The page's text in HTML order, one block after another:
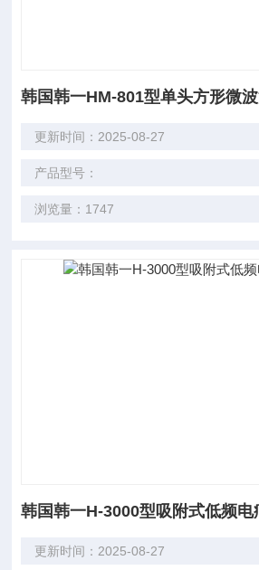
韩国韩一HM-801型单头方形微
更新时间：2025-08-27
产品型号：
浏览量：1747
韩国韩一H-3000型吸附式低频电
更新时间：2025-08-27